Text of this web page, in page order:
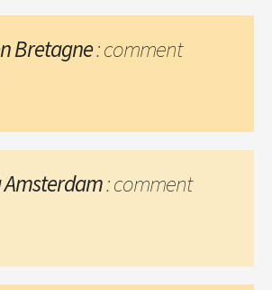
Bretagne: comment
Amsterdam: comment